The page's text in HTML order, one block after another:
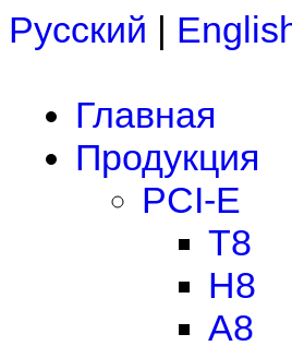
Русский |
Главная
Продукция
PCI-E
T8
H8
A8